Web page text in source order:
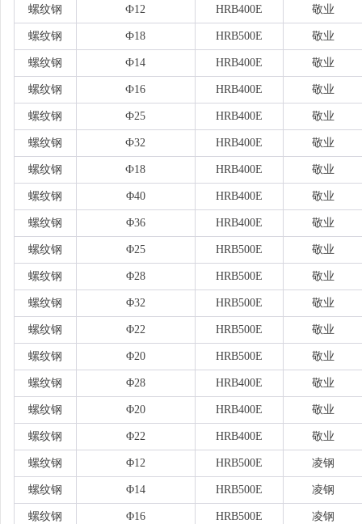
螺纹钢 Ф12 HRB400E 敬业
螺纹钢 Ф18 HRB500E 敬业
螺纹钢 Ф14 HRB400E 敬业
螺纹钢 Ф16 HRB400E 敬业
螺纹钢 Ф25 HRB400E 敬业
螺纹钢 Ф32 HRB400E 敬业
螺纹钢 Ф18 HRB400E 敬业
螺纹钢 Φ40 HRB400E 敬业
螺纹钢 Φ36 HRB400E 敬业
螺纹钢 Φ25 HRB500E 敬业
螺纹钢 Φ28 HRB500E 敬业
螺纹钢 Φ32 HRB500E 敬业
螺纹钢 Φ22 HRB500E 敬业
螺纹钢 Φ20 HRB500E 敬业
螺纹钢 Φ28 HRB400E 敬业
螺纹钢 Φ20 HRB400E 敬业
螺纹钢 Φ22 HRB400E 敬业
螺纹钢 Φ12 HRB500E 凌钢
螺纹钢 Φ14 HRB500E 凌钢
螺纹钢 Φ16 HRB500E 凌钢